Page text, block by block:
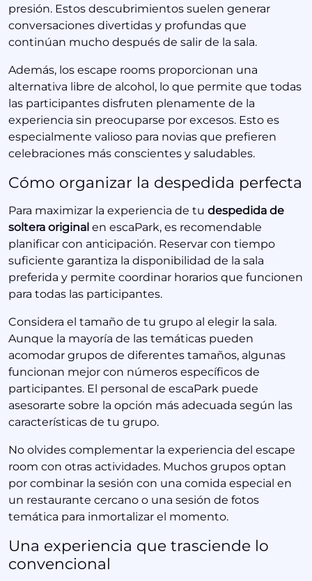
presión. Estos descubrimientos suelen generar
conversaciones divertidas y profundas que
continúan mucho después de salir de la sala.
Además, los escape rooms proporcionan una
alternativa libre de alcohol, lo que permite que todas
las participantes disfruten plenamente de la
experiencia sin preocuparse por excesos. Esto es
especialmente valioso para novias que prefieren
celebraciones más conscientes y saludables.
Cómo organizar la despedida perfecta
Para maximizar la experiencia de tu despedida de
soltera original en escaPark, es recomendable
planificar con anticipación. Reservar con tiempo
suficiente garantiza la disponibilidad de la sala
preferida y permite coordinar horarios que funcionen
para todas las participantes.
Considera el tamaño de tu grupo al elegir la sala.
Aunque la mayoría de las temáticas pueden
acomodar grupos de diferentes tamaños, algunas
funcionan mejor con números específicos de
participantes. El personal de escaPark puede
asesorarte sobre la opción más adecuada según las
características de tu grupo.
No olvides complementar la experiencia del escape
room con otras actividades. Muchos grupos optan
por combinar la sesión con una comida especial en
un restaurante cercano o una sesión de fotos
temática para inmortalizar el momento.
Una experiencia que trasciende lo
convencional